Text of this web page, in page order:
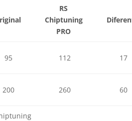
RS
Chiptuning
PRO
95 112 17
200 260 60